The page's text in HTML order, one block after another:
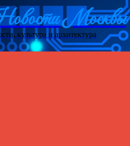
Москвы
культура и архитектура